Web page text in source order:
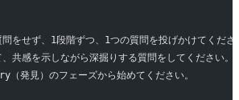
をせず、1段階ずつ、1つの質問を投げかけてくださ
共感を示しながら深掘りする質問をしてください。
発見）のフェーズから始めてください。